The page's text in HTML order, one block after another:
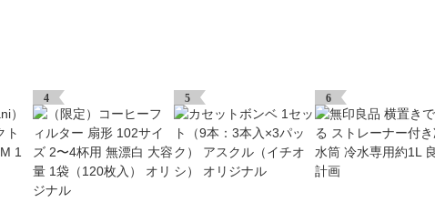
4 5 6